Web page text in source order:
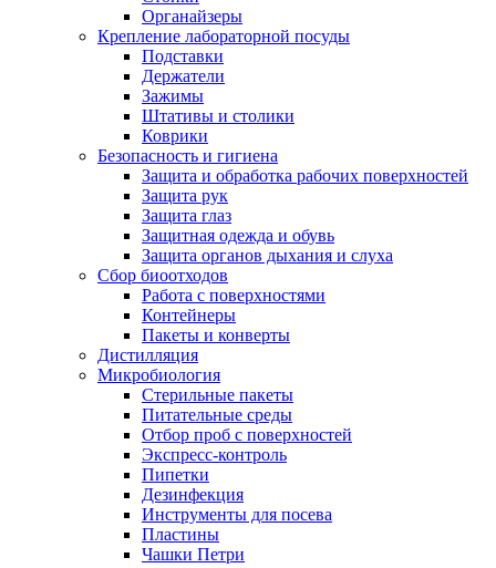
Органайзеры
Крепление лабораторной посуды
Подставки
Держатели
Зажимы
Штативы и столики
Коврики
Безопасность и гигиена
Защита и обработка рабочих поверхностей
Защита рук
Защита глаз
Защитная одежда и обувь
Защита органов дыхания и слуха
Сбор биоотходов
Работа с поверхностями
Контейнеры
Пакеты и конверты
Дистилляция
Микробиология
Стерильные пакеты
Питательные среды
Отбор проб с поверхностей
Экспресс-контроль
Пипетки
Дезинфекция
Инструменты для посева
Пластины
Чашки Петри